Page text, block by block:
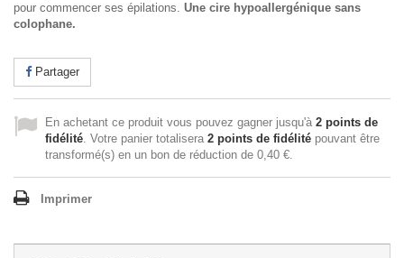
pour commencer ses épilations. Une cire hypoallergénique sans
colophane.
Partager
En achetant ce produit vous pouvez gagner jusqu'à 2 points de
fidélité. Votre panier totalisera 2 points de fidélité pouvant être
transformé(s) en un bon de réduction de 0,40 €.
Imprimer